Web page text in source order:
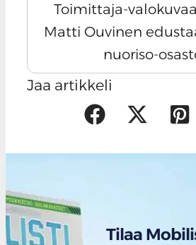
Toimittaja-
Matti Ouvinen
nuoriso-
Jaa artikkeli
Tilaa